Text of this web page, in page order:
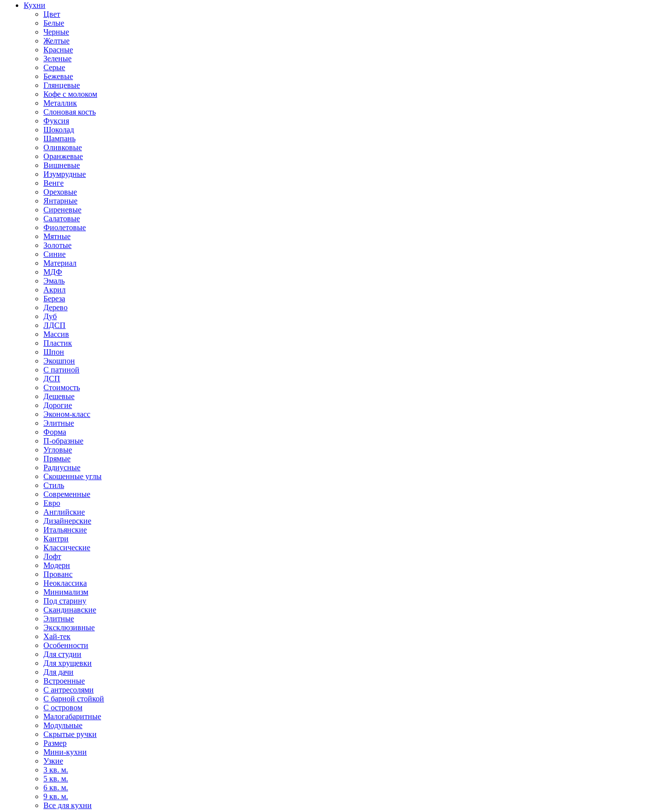
Кухни
Цвет
Белые
Черные
Желтые
Красные
Зеленые
Серые
Бежевые
Глянцевые
Кофе с молоком
Металлик
Слоновая кость
Фуксия
Шоколад
Шампань
Оливковые
Оранжевые
Вишневые
Изумрудные
Венге
Ореховые
Янтарные
Сиреневые
Салатовые
Фиолетовые
Мятные
Золотые
Синие
Материал
МДФ
Эмаль
Акрил
Береза
Дерево
Дуб
ЛДСП
Массив
Пластик
Шпон
Экошпон
С патиной
ДСП
Стоимость
Дешевые
Дорогие
Эконом-класс
Элитные
Форма
П-образные
Угловые
Прямые
Радиусные
Скошенные углы
Стиль
Современные
Евро
Английские
Дизайнерские
Итальянские
Кантри
Классические
Лофт
Модерн
Прованс
Неоклассика
Минимализм
Под старину
Скандинавские
Элитные
Эксклюзивные
Хай-тек
Особенности
Для студии
Для хрущевки
Для дачи
Встроенные
С антресолями
С барной стойкой
С островом
Малогабаритные
Модульные
Скрытые ручки
Размер
Мини-кухни
Узкие
3 кв. м.
5 кв. м.
6 кв. м.
9 кв. м.
Все для кухни